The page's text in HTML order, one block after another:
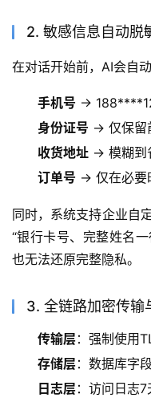
2. 敏感信息自动脱
在对话开始前，AI会自
手机号 →
身份证号 → 仅保留
收货地址 → 模糊到
订单号 → 仅在必要
同时，系统支持企业自
“银行卡号、完整姓名
也无法还原完整隐私。
3. 全链路加密传输
传输层：强制使用
存储层：数据库字
日志层：访问日志